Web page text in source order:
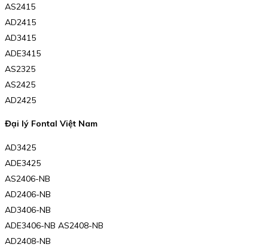
AS2415
AD2415
AD3415
ADE3415
AS2325
AS2425
AD2425
Đại lý Fontal Việt Nam
AD3425
ADE3425
AS2406-NB
AD2406-NB
AD3406-NB
ADE3406-NB AS2408-NB
AD2408-NB